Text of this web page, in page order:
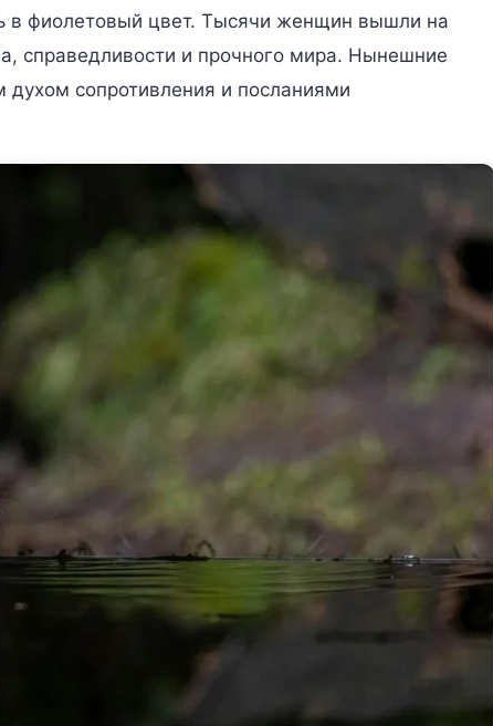
в фиолетовый цвет. Тысячи женщин вышли на
справедливости и прочного мира. Нынешние
сопротивления и посланиями